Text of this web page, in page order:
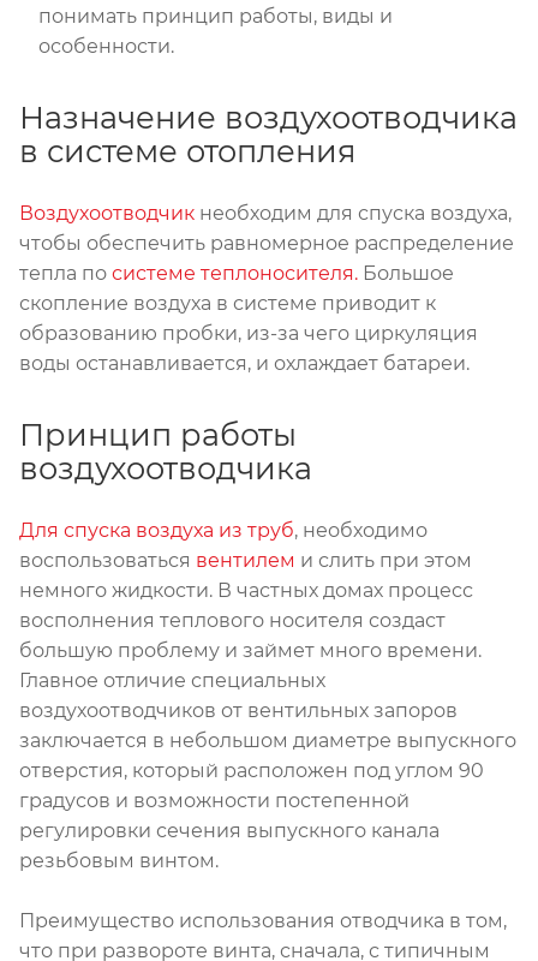
понимать принцип работы, виды и
особенности.
Назначение воздухоотводчика
в системе отопления
Воздухоотводчик необходим для спуска воздуха,
чтобы обеспечить равномерное распределение
тепла по системе теплоносителя. Большое
скопление воздуха в системе приводит к
образованию пробки, из-за чего циркуляция
воды останавливается, и охлаждает батареи.
Принцип работы
воздухоотводчика
Для спуска воздуха из труб, необходимо
воспользоваться вентилем и слить при этом
немного жидкости. В частных домах процесс
восполнения теплового носителя создаст
большую проблему и займет много времени.
Главное отличие специальных
воздухоотводчиков от вентильных запоров
заключается в небольшом диаметре выпускного
отверстия, который расположен под углом 90
градусов и возможности постепенной
регулировки сечения выпускного канала
резьбовым винтом.
Преимущество использования отводчика в том,
что при развороте винта, сначала, с типичным